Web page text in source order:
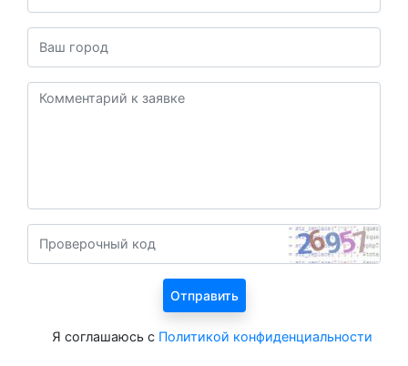
Я соглашаюсь с Политикой конфиденциальности